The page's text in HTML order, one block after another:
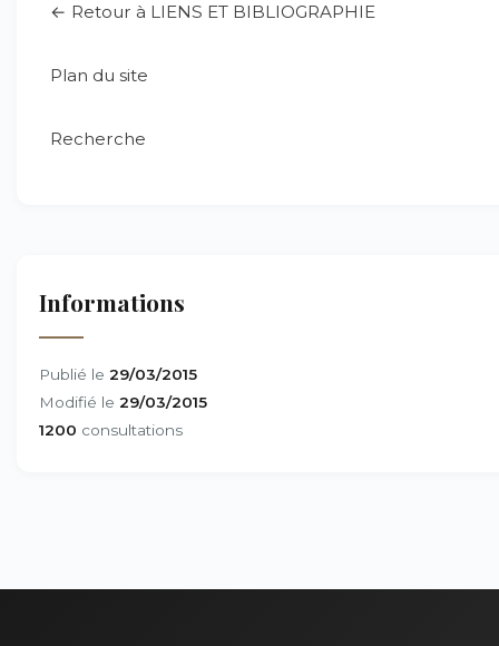
← Retour à LIENS ET BIBLIOGRAPHIE
Plan du site
Recherche
Informations
Publié le 29/03/2015
Modifié le 29/03/2015
1200 consultations